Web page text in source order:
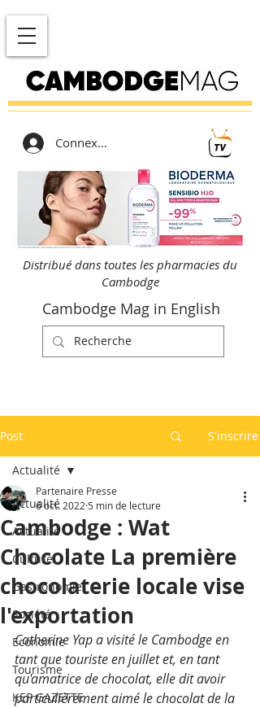
Connexion
Distribué dans toutes les pharmacies du
Cambodge
Cambodge Mag in English
Post S'inscrire
Actualité
Actualité
Culture
Gastronomie
Société
Economie
Tourisme
KEP GAZETTE
Actualité
Cambodge : Wat
Chocolate La première
chocolaterie locale vise
l'exportation
Partenaire Presse
6 oct. 2022 5 min de lecture
Catherine Yap a visité le Cambodge en
tant que touriste en juillet et, en tant
qu'amatrice de chocolat, elle dit avoir
particulièrement aimé le chocolat de la